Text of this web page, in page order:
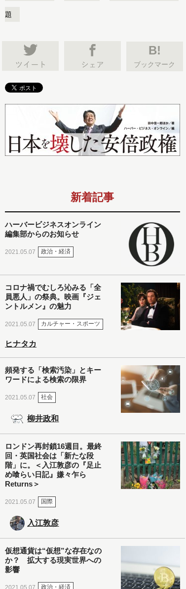
題
B!
ブックマーク
新着記事
ハーバービジネスオンライン
編集部からのお知らせ
2021.05.07 政治・経済
コロナ禍でむしろ沁みる「全
員悪人」の祭典。映画『ジェ
ントルメン』の魅力
2021.05.07 カルチャー・スポーツ
ヒナタカ
頻発する「検索汚染」とキー
ワードによる検索の限界
2021.05.07 社会
柳井政和
ロンドン再封鎖16週目。最終
回・英国社会は「新たな段
階」に。＜入江敦彦の『足止
め喰らい日記』嫌々乍ら
Returns＞
2021.05.07 国際
入江敦彦
仮想通貨は“仮想”な存在なの
か？ 拡大する現実世界への
影響
2021.05.07 政治・経済